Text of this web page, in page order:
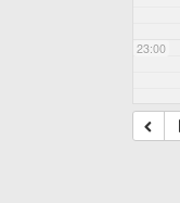
23:00